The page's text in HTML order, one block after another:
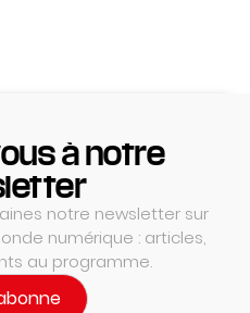
à notre
notre newsletter sur
numérique : articles,
au programme.